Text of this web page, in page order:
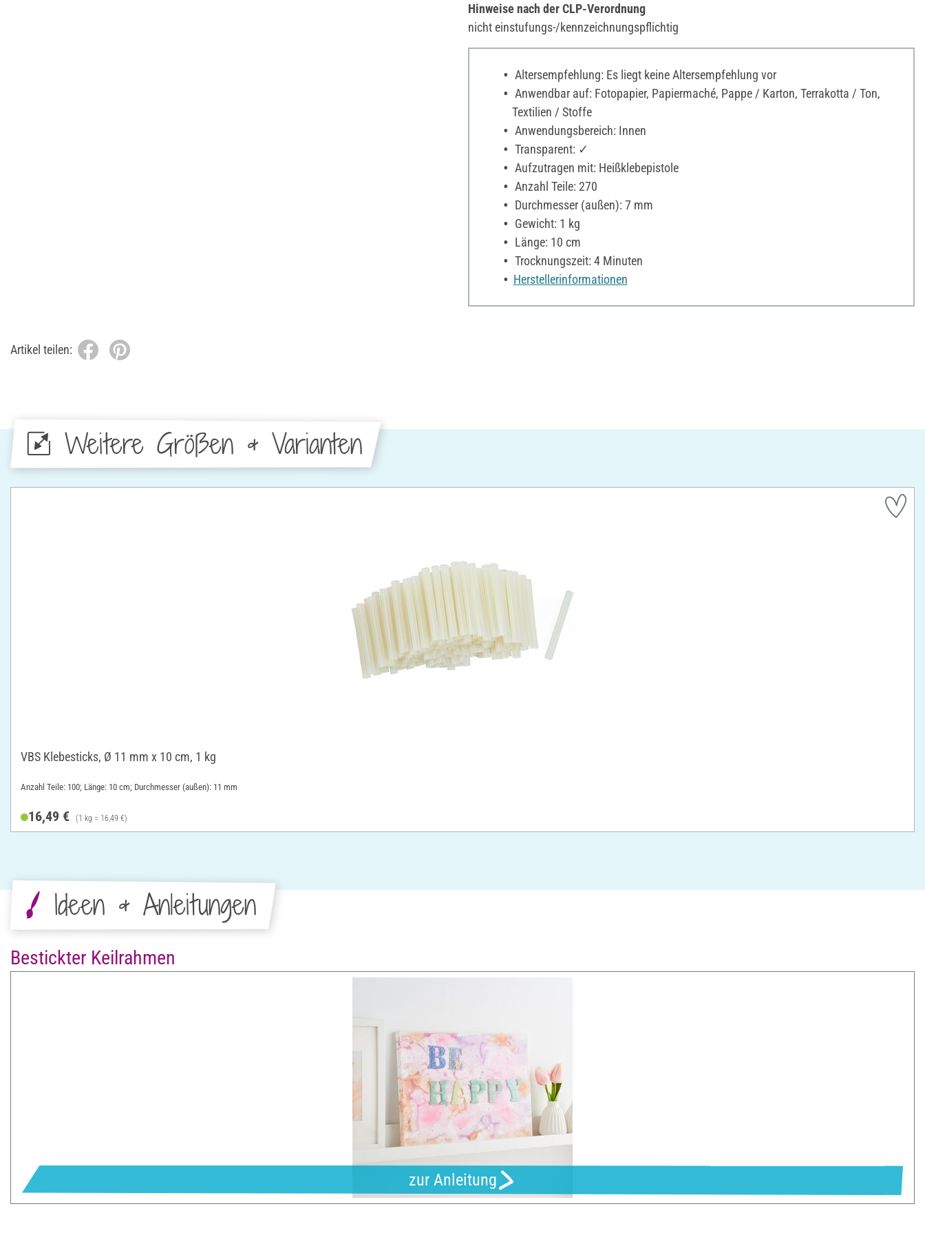
Hinweise nach der CLP-Verordnung
nicht einstufungs-/kennzeichnungspflichtig
Altersempfehlung: Es liegt keine Altersempfehlung vor
Anwendbar auf: Fotopapier, Papiermaché, Pappe / Karton, Terrakotta / Ton,
Textilien / Stoffe
Anwendungsbereich: Innen
Transparent: ✓
Aufzutragen mit: Heißklebepistole
Anzahl Teile: 270
Durchmesser (außen): 7 mm
Gewicht: 1 kg
Länge: 10 cm
Trocknungszeit: 4 Minuten
Herstellerinformationen
Artikel teilen:
Weitere Größen & Varianten
VBS Klebesticks, Ø 11 mm x 10 cm, 1 kg
Anzahl Teile: 100; Länge: 10 cm; Durchmesser (außen): 11 mm
16,49 € (1 kg = 16,49 €)
Ideen & Anleitungen
Bestickter Keilrahmen
zur Anleitung